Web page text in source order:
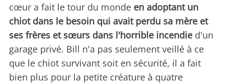
cœur a fait le tour du monde en adoptant un
chiot dans le besoin qui avait perdu sa mère et
ses frères et sœurs dans l'horrible incendie d'un
garage privé. Bill n'a pas seulement veillé à ce
que le chiot survivant soit en sécurité, il a fait
bien plus pour la petite créature à quatre